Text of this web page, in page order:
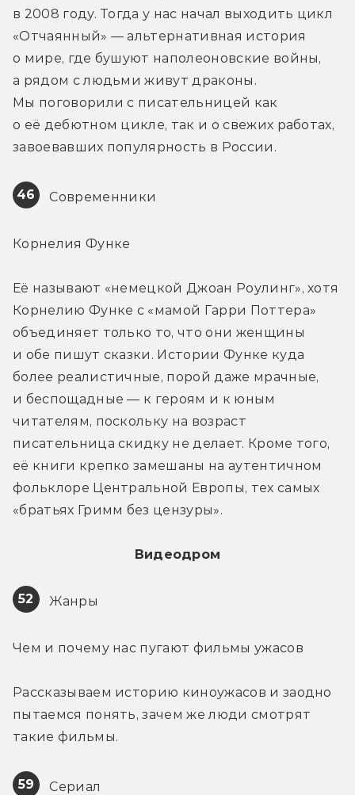
в 2008 году. Тогда у нас начал выходить цикл
«Отчаянный» — альтернативная история
о мире, где бушуют наполеоновские войны,
а рядом с людьми живут драконы.
Мы поговорили с писательницей как
о её дебютном цикле, так и о свежих работах,
завоевавших популярность в России.
46 Современники
Корнелия Функе
Её называют «немецкой Джоан Роулинг», хотя
Корнелию Функе с «мамой Гарри Поттера»
объединяет только то, что они женщины
и обе пишут сказки. Истории Функе куда
более реалистичные, порой даже мрачные,
и беспощадные — к героям и к юным
читателям, поскольку на возраст
писательница скидку не делает. Кроме того,
её книги крепко замешаны на аутентичном
фольклоре Центральной Европы, тех самых
«братьях Гримм без цензуры».
Видеодром
52 Жанры
Чем и почему нас пугают фильмы ужасов
Рассказываем историю киноужасов и заодно
пытаемся понять, зачем же люди смотрят
такие фильмы.
59 Сериал